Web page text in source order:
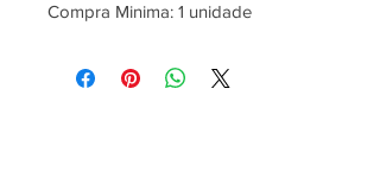
Compra Minima: 1 unidade